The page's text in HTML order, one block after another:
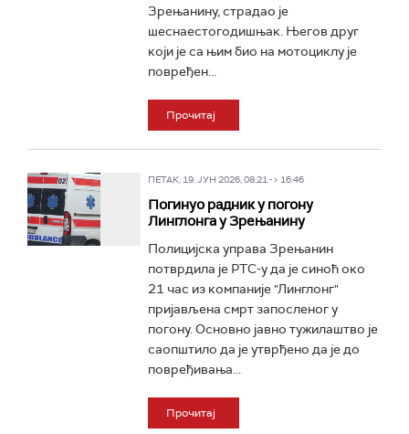
Зрењанину, страдао је
шеснаестогодишњак. Његов друг
који је са њим био на мотоциклу је
повређен...
Прочитај
ПЕТАК, 19. ЈУН 2026, 08:21 -> 16:46
Погинуо радник у погону
Линглонга у Зрењанину
Полицијска управа Зрењанин
потврдила је РТС-у да је синоћ око
21 час из компаније "Линглонг"
пријављена смрт запосленог у
погону. Основно јавно тужилаштво је
саопштило да је утврђено да је до
повређивања...
Прочитај